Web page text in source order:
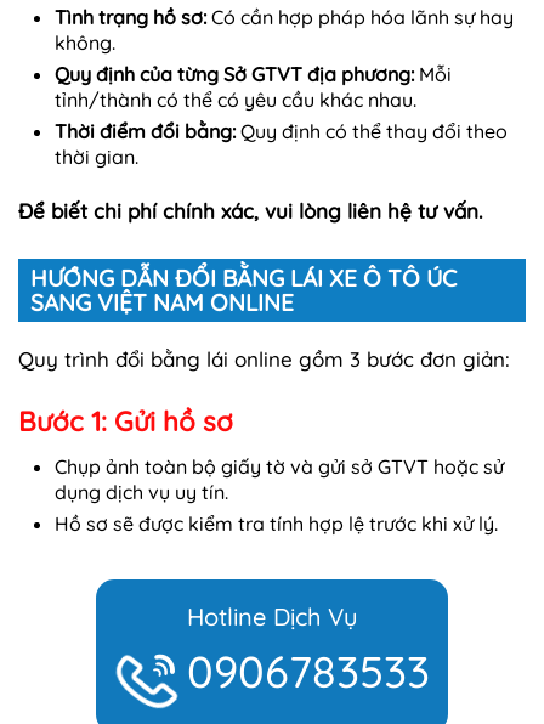
Tình trạng hồ sơ:Có cần hợp pháp hóa lãnh sự hay
không.
Quy định của từng Sở GTVT địa phương:Mỗi
tỉnh/thành có thể có yêu cầu khác nhau.
Thời điểm đổi bằng:Quy định có thể thay đổi theo
thời gian.
Để biết chi phí chính xác, vui lòng liên hệ tư vấn.
HƯỚNG DẪN ĐỔI BẰNG LÁI XE Ô TÔ ÚC
SANG VIỆT NAM ONLINE
Quy trình đổi bằng lái online gồm 3 bước đơn giản:
Bước 1: Gửi hồ sơ
Chụp ảnh toàn bộ giấy tờ và gửi sở GTVT hoặc sử
dụng dịch vụ uy tín.
Hồ sơ sẽ được kiểm tra tính hợp lệ trước khi xử lý.
Hotline Dịch Vụ
0906783533